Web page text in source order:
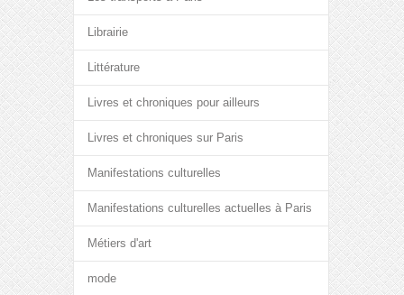
Librairie
Littérature
Livres et chroniques pour ailleurs
Livres et chroniques sur Paris
Manifestations culturelles
Manifestations culturelles actuelles à Paris
Métiers d'art
mode